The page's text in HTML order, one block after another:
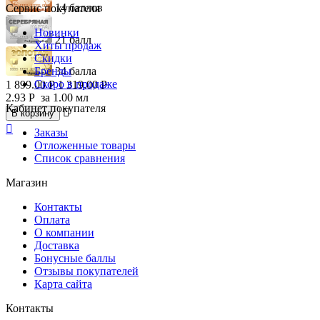
14 баллов
21 балл
34 балла
1 899.00 Р 1 319.00 Р
2.93 Р за 1.00 мл
В корзину


Сервис покупателя
Новинки
Хиты продаж
Скидки
Бренды
Скоро в продаже
Кабинет покупателя
Заказы
Отложенные товары
Список сравнения
Магазин
Контакты
Оплата
О компании
Доставка
Бонусные баллы
Отзывы покупателей
Карта сайта
Контакты